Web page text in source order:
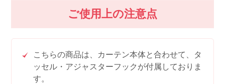
ご使用上の注意点
こちらの商品は、カーテン本体と合わせて、タ
ッセル・アジャスターフックが付属しておりま
す。